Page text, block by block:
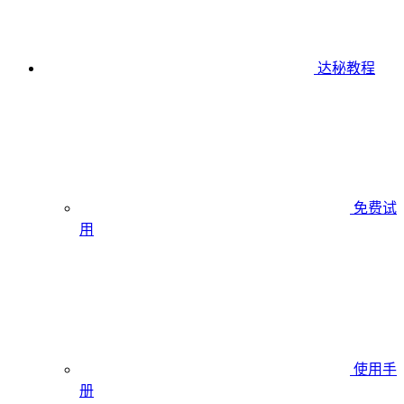
达秘教程
免费试
用
使用手
册